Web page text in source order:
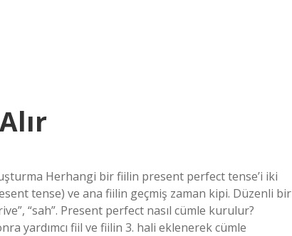
Herhangi bir fiilin present perfect tense’i iki
tense) ve ana fiilin geçmiş zaman kipi. Düzenli bir
“sah”. Present perfect nasıl cümle kurulur?
yardımcı fiil ve fiilin 3. hali eklenerek cümle